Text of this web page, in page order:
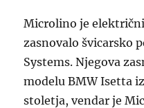
Microlino je
zasnovalo švicarsko
Systems. Njegova
modelu BMW Isetta
stoletja, vendar je